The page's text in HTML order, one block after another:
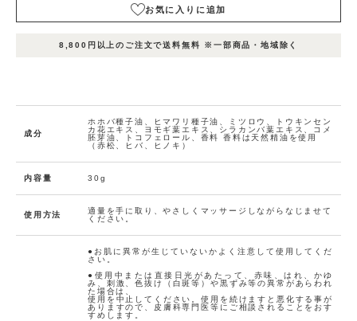
お気に入りに追加
示
在庫
状況
在庫
量：
に
入
お
気
に
入
り
追
加
(0人)
8,800円以上のご注文で送料無料 ※一部商品・地域除く
成分
ホホバ種子油、ヒマワリ種子油、ミツロウ、トウキンセン
カ花エキス、ヨモギ葉エキス、シラカンバ葉エキス、コメ
胚芽油、トコフェロール、香料 香料は天然精油を使用
（赤松、ヒバ、ヒノキ）
内容量 30g
使用方法
適量を手に取り、やさしくマッサージしながらなじませて
ください。
●お肌に異常が生じていないかよく注意して使用してくだ
さい。
●使用中または直接日光があたって、赤味、はれ、かゆ
み、刺激、色抜け（白斑等）や黒ずみ等の異常があらわれ
た場合は、
使用を中止してください。使用を続けますと悪化する事が
ありますので、皮膚科専門医等にご相談されることをおす
すめします。